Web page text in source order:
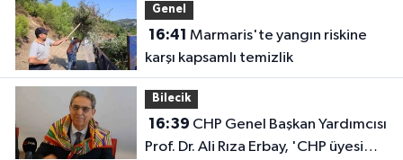
duygulandırdı
Genel
16:41
karşı kapsamlı temizlik
Bilecik
16:39
Prof. Dr. Ali Rıza Erbay, 'CHP üyesi